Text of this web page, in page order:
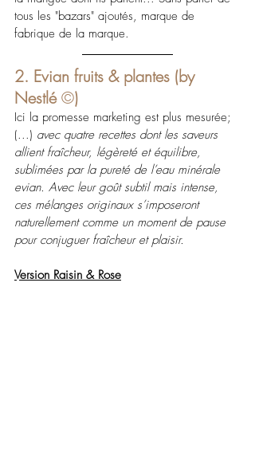
tous les "bazars" ajoutés, marque de
fabrique de la marque.
2. Evian fruits & plantes (by
Nestlé ©)
Ici la promesse marketing est plus mesurée;
(...) avec quatre recettes dont les saveurs
allient fraîcheur, légèreté et équilibre,
sublimées par la pureté de l’eau minérale
evian. Avec leur goût subtil mais intense,
ces mélanges originaux s’imposeront
naturellement comme un moment de pause
pour conjuguer fraîcheur et plaisir.
Version Raisin & Rose